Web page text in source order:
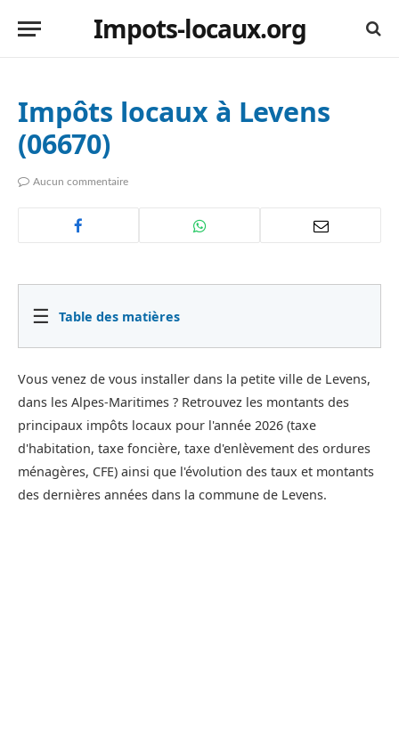
Impots-locaux.org
Impôts locaux à Levens
(06670)
Aucun commentaire
☰ Table des matières
Vous venez de vous installer dans la petite ville de Levens,
dans les Alpes-Maritimes ? Retrouvez les montants des
principaux impôts locaux pour l'année 2026 (taxe
d'habitation, taxe foncière, taxe d'enlèvement des ordures
ménagères, CFE) ainsi que l'évolution des taux et montants
des dernières années dans la commune de Levens.